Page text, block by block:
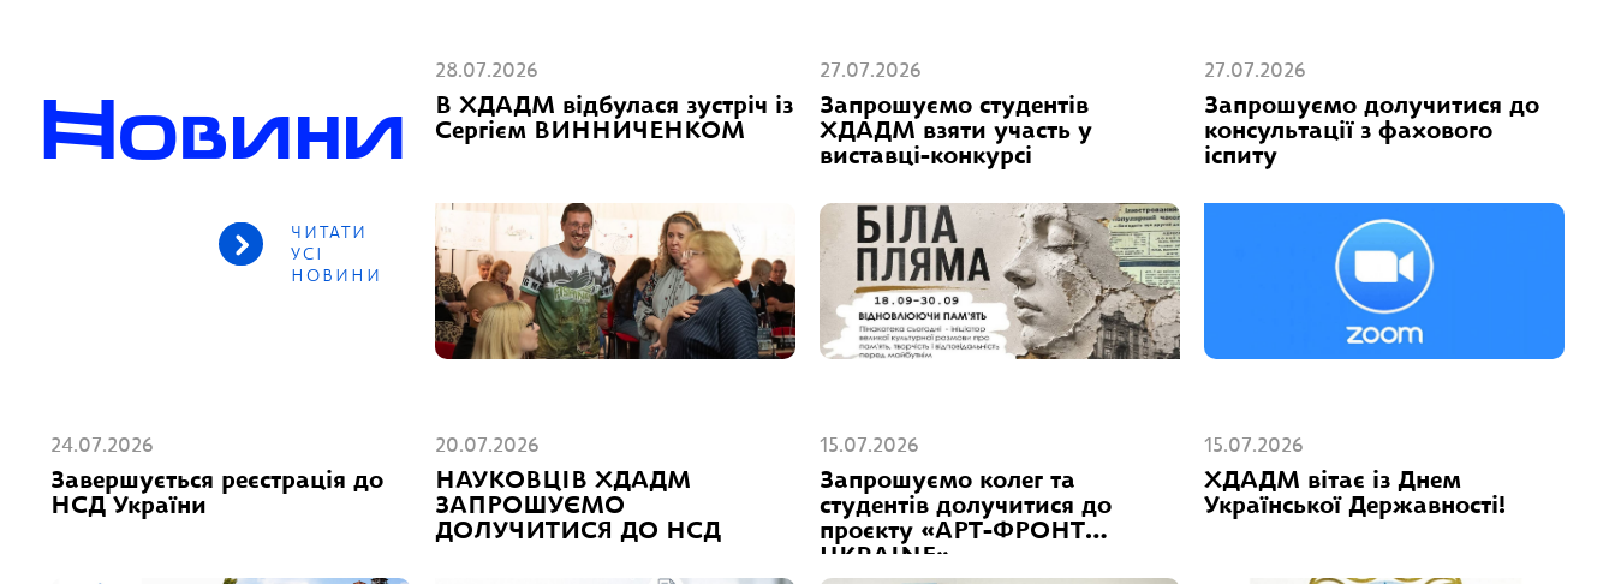
Новини
ЧИТАТИ
УСІ
НОВИНИ
28.07.2026
В ХДАДМ відбулася зустріч із
Сергієм ВИННИЧЕНКОМ
27.07.2026
Запрошуємо студентів
ХДАДМ взяти участь у
виставці-конкурсі
27.07.2026
Запрошуємо долучитися до
консультації з фахового
іспиту
24.07.2026
Завершується реєстрація до
НСД України
20.07.2026
НАУКОВЦІВ ХДАДМ
ЗАПРОШУЄМО
ДОЛУЧИТИСЯ ДО НСД
15.07.2026
Запрошуємо колег та
студентів долучитися до
проєкту «АРТ-ФРОНТ
UKRAINE»
15.07.2026
ХДАДМ вітає із Днем
Української Державності!